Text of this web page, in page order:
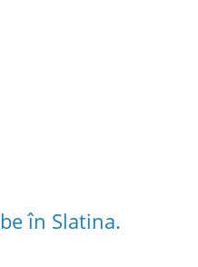
în Slatina.